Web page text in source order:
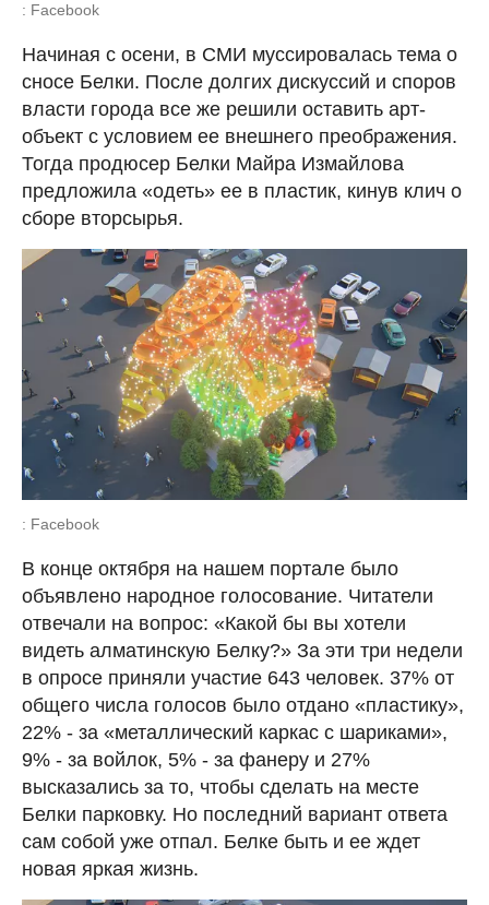
: Facebook
Начиная с осени, в СМИ муссировалась тема о
сносе Белки. После долгих дискуссий и споров
власти города все же решили оставить арт-
объект с условием ее внешнего преображения.
Тогда продюсер Белки Майра Измайлова
предложила «одеть» ее в пластик, кинув клич о
сборе вторсырья.
: Facebook
В конце октября на нашем портале было
объявлено народное голосование. Читатели
отвечали на вопрос: «Какой бы вы хотели
видеть алматинскую Белку?» За эти три недели
в опросе приняли участие 643 человек. 37% от
общего числа голосов было отдано «пластику»,
22% - за «металлический каркас с шариками»,
9% - за войлок, 5% - за фанеру и 27%
высказались за то, чтобы сделать на месте
Белки парковку. Но последний вариант ответа
сам собой уже отпал. Белке быть и ее ждет
новая яркая жизнь.